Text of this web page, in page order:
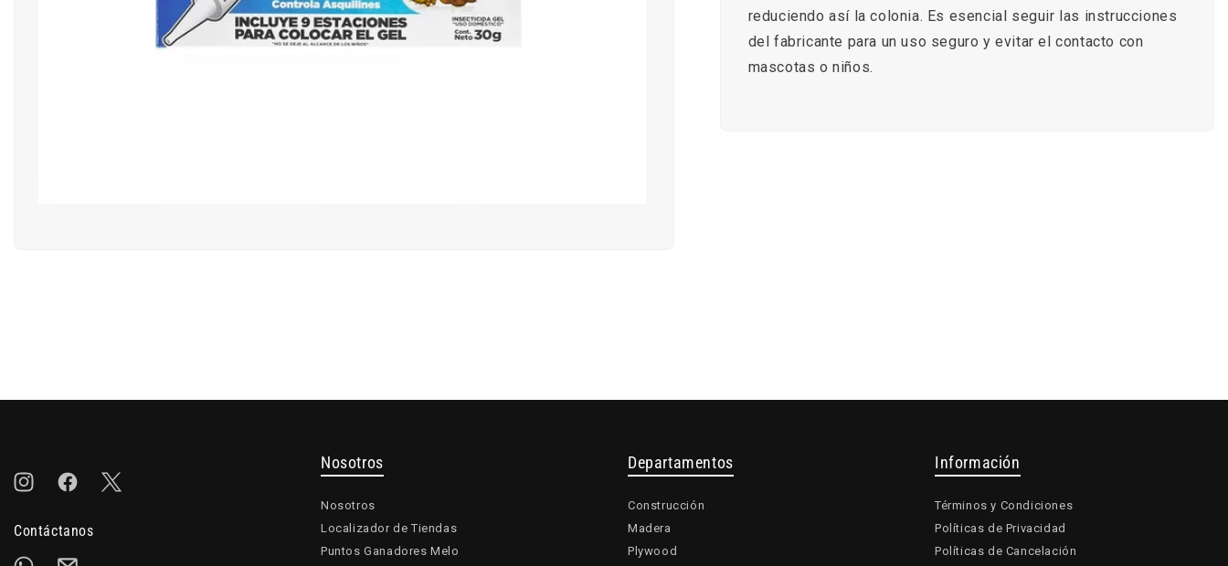
reduciendo así la colonia. Es esencial seguir las instrucciones
del fabricante para un uso seguro y evitar el contacto con
mascotas o niños.
InstagramFacebookTwitter
Contáctanos
Nosotros
Nosotros
Localizador de Tiendas
Puntos Ganadores Melo
Departamentos
Construcción
Madera
Plywood
Información
Términos y Condiciones
Políticas de Privacidad
Políticas de Cancelación